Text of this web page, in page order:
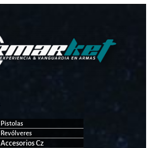
Pistolas
Revólveres
Accesorios Cz